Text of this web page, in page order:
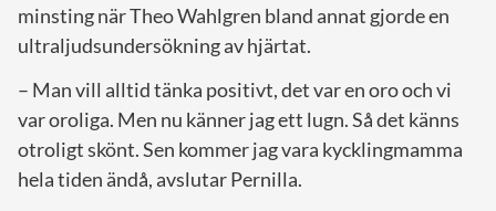
minsting när Theo Wahlgren bland annat gjorde en
ultraljudsundersökning av hjärtat.
– Man vill alltid tänka positivt, det var en oro och vi
var oroliga. Men nu känner jag ett lugn. Så det känns
otroligt skönt. Sen kommer jag vara kycklingmamma
hela tiden ändå, avslutar Pernilla.